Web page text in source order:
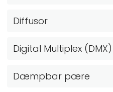
Diffusor
Digital Multiplex (DMX)
Dæmpbar pære